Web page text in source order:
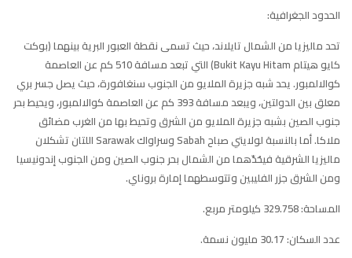
الحدود الجغرافية:
تحد ماليزيا من الشمال تايلاند، حيث تسمى نقطة العبور البرية بينهما (بوكت
كايو هيتام Bukit Kayu Hitam) التي تبعد مسافة 510 كم عن العاصمة
كوالالمبور. يحد شبه جزيرة الملايو من الجنوب سنغافورة، حيث يصل جسر بري
معلق بين الدولتين، ويبعد مسافة 393 كم عن العاصمة كوالالمبور، ويحيط بحر
جنوب الصين بشبه جزيرة الملايو من الشرق وتحيط بها من الغرب مضائق
ملاكا. أما بالنسبة لولايتي صباح Sabah وسراواك Sarawak اللتان تشكلان
ماليزيا الشرقية فيحُدّهما من الشمال بحر جنوب الصين ومن الجنوب إندونيسيا
ومن الشرق جزر الفليبين وتتوسطهما إمارة بروناي.
المساحة: 329.758 كيلومتر مربع.
عدد السكان: 30.17 مليون نسمة.